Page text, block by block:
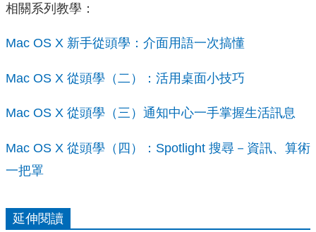
相關系列教學：
Mac OS X 新手從頭學：介面用語一次搞懂
Mac OS X 從頭學（二）：活用桌面小技巧
Mac OS X 從頭學（三）通知中心一手掌握生活訊息
Mac OS X 從頭學（四）：Spotlight 搜尋－資訊、算術
一把罩
延伸閱讀